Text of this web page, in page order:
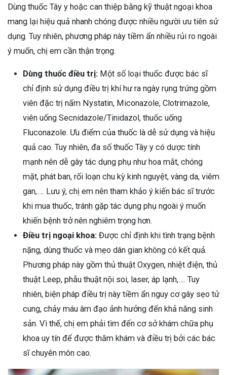
Dùng thuốc Tây y hoặc can thiệp bằng kỹ thuật ngoại khoa
mang lại hiệu quả nhanh chóng được nhiều người ưu tiên sử
dụng. Tuy nhiên, phương pháp này tiềm ẩn nhiều rủi ro ngoài
ý muốn, chị em cần thận trọng.
Dùng thuốc điều trị: Một số loại thuốc được bác sĩ
chỉ định sử dụng điều trị khí hư ra ngày rụng trứng gồm
viên đặc trị nấm Nystatin, Miconazole, Clotrimazole,
viên uống Secnidazole/Tinidazol, thuốc uống
Fluconazole. Ưu điểm của thuốc là dễ sử dụng và hiệu
quả cao. Tuy nhiên, đa số thuốc Tây y có dược tính
mạnh nên dễ gây tác dụng phụ như hoa mắt, chóng
mặt, phát ban, rối loạn chu kỳ kinh nguyệt, vàng da, viêm
gan,…. Lưu ý, chị em nên tham khảo ý kiến bác sĩ trước
khi mua thuốc, tránh gặp tác dụng phụ ngoài ý muốn
khiến bệnh trở nên nghiêm trọng hơn.
Điều trị ngoại khoa: Được chỉ định khi tình trạng bệnh
nặng, dùng thuốc và mẹo dân gian không có kết quả.
Phương pháp này gồm thủ thuật Oxygen, nhiệt điện, thủ
thuật Leep, phẫu thuật nội soi, laser, áp lạnh,…. Tuy
nhiên, biện pháp điều trị này tiềm ẩn nguy cơ gây sẹo tử
cung, chảy máu âm đạo ảnh hưởng đến khả năng sinh
sản. Vì thế, chị em phải tìm đến cơ sở khám chữa phụ
khoa uy tín để được thăm khám và điều trị bởi các bác
sĩ chuyên môn cao.